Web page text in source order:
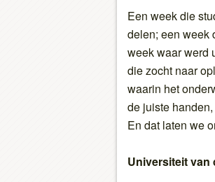
Een week die
delen; een week
week waar werd
die zocht naar
waarin het
de juiste
En dat laten we
Universiteit van